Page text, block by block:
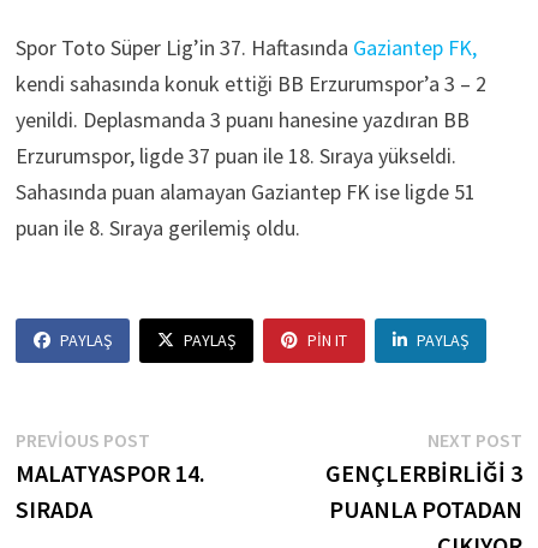
Spor Toto Süper Lig’in 37. Haftasında Gaziantep FK,
kendi sahasında konuk ettiği BB Erzurumspor’a 3 – 2
yenildi. Deplasmanda 3 puanı hanesine yazdıran BB
Erzurumspor, ligde 37 puan ile 18. Sıraya yükseldi.
Sahasında puan alamayan Gaziantep FK ise ligde 51
puan ile 8. Sıraya gerilemiş oldu.
PAYLAŞ PAYLAŞ PIN IT PAYLAŞ
Yazı
gezinmesi
PREVIOUS POSTPrevious
post:
MALATYASPOR 14.
SIRADA
NEXT POST
GENÇLERBİRLİĞİ 3
PUANLA POTADAN